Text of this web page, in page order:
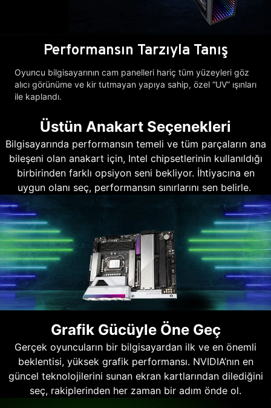
Performansın Tarzıyla Tanış
Oyuncu bilgisayarının cam panelleri hariç tüm yüzeyleri göz
alıcı görünüme ve kir tutmayan yapıya sahip, özel “UV” ışınları
ile kaplandı.
Üstün Anakart Seçenekleri
Bilgisayarında performansın temeli ve tüm parçaların ana
bileşeni olan anakart için, Intel chipsetlerinin kullanıldığı
birbirinden farklı opsiyon seni bekliyor. İhtiyacına en
uygun olanı seç, performansın sınırlarını sen belirle.
Grafik Gücüyle Öne Geç
Gerçek oyuncuların bir bilgisayardan ilk ve en önemli
beklentisi, yüksek grafik performansı. NVIDIA’nın en
güncel teknolojilerini sunan ekran kartlarından dilediğini
seç, rakiplerinden her zaman bir adım önde ol.